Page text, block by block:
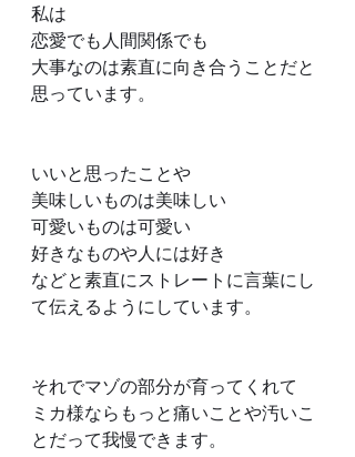
私は
恋愛でも人間関係でも
大事なのは素直に向き合うことだと
思っています。
いいと思ったことや
美味しいものは美味しい
可愛いものは可愛い
好きなものや人には好き
などと素直にストレートに言葉にし
て伝えるようにしています。
それでマゾの部分が育ってくれて
ミカ様ならもっと痛いことや汚いこ
とだって我慢できます。